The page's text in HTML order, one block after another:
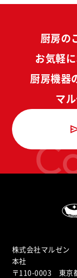
厨房の
お気軽
厨房機器
マ
株式会社マルゼン
本社
〒110-0003 東京